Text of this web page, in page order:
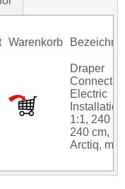
Warenkorb
Draper
Connect
Electric
1:1, 240 x
240 cm,
Arctiq,